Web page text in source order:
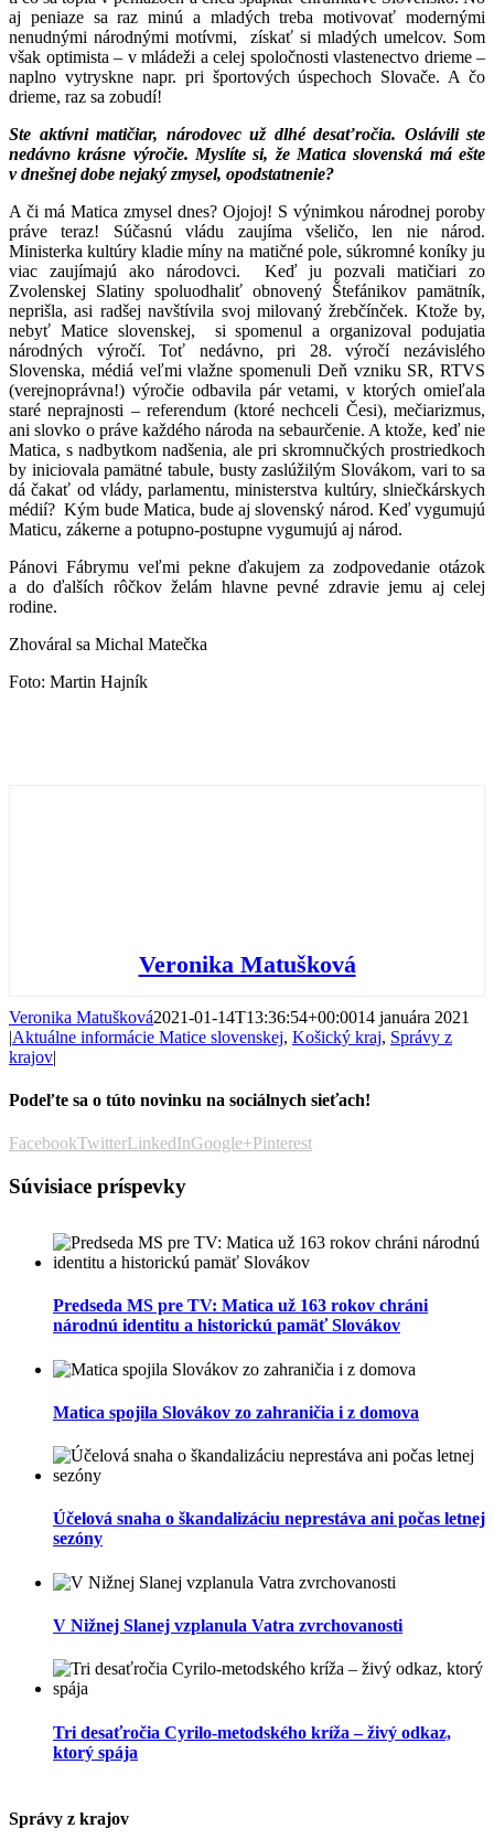
aj peniaze sa raz minú a mladých treba motivovať modernými
nenudnými národnými motívmi, získať si mladých umelcov. Som
však optimista – v mládeži a celej spoločnosti vlastenectvo drieme –
naplno vytryskne napr. pri športových úspechoch Slovače. A čo
drieme, raz sa zobudí!
Ste aktívni matičiar, národovec už dlhé desaťročia. Oslávili ste
nedávno krásne výročie. Myslíte si, že Matica slovenská má ešte
v dnešnej dobe nejaký zmysel, opodstatnenie?
A či má Matica zmysel dnes? Ojojoj! S výnimkou národnej poroby
práve teraz! Súčasnú vládu zaujíma všeličo, len nie národ.
Ministerka kultúry kladie míny na matičné pole, súkromné koníky ju
viac zaujímajú ako národovci. Keď ju pozvali matičiari zo
Zvolenskej Slatiny spoluodhaliť obnovený Štefánikov pamätník,
neprišla, asi radšej navštívila svoj milovaný žrebčínček. Ktože by,
nebyť Matice slovenskej, si spomenul a organizoval podujatia
národných výročí. Toť nedávno, pri 28. výročí nezávislého
Slovenska, médiá veľmi vlažne spomenuli Deň vzniku SR, RTVS
(verejnoprávna!) výročie odbavila pár vetami, v ktorých omieľala
staré neprajnosti – referendum (ktoré nechceli Česi), mečiarizmus,
ani slovko o práve každého národa na sebaurčenie. A ktože, keď nie
Matica, s nadbytkom nadšenia, ale pri skromnučkých prostriedkoch
by iniciovala pamätné tabule, busty zaslúžilým Slovákom, vari to sa
dá čakať od vlády, parlamentu, ministerstva kultúry, slniečkárskych
médií? Kým bude Matica, bude aj slovenský národ. Keď vygumujú
Maticu, zákerne a potupno-postupne vygumujú aj národ.
Pánovi Fábrymu veľmi pekne ďakujem za zodpovedanie otázok
a do ďalších rôčkov želám hlavne pevné zdravie jemu aj celej
rodine.
Zhováral sa Michal Matečka
Foto: Martin Hajník
Veronika Matušková
Veronika Matušková2021-01-14T13:36:54+00:0014 januára 2021
|Aktuálne informácie Matice slovenskej, Košický kraj, Správy z
krajov|
Podeľte sa o túto novinku na sociálnych sieťach!
FacebookTwitterLinkedInGoogle+Pinterest
Súvisiace príspevky
Predseda MS pre TV: Matica už 163 rokov chráni
národnú identitu a historickú pamäť Slovákov
Matica spojila Slovákov zo zahraničia i z domova
Účelová snaha o škandalizáciu neprestáva ani počas letnej
sezóny
V Nižnej Slanej vzplanula Vatra zvrchovanosti
Tri desaťročia Cyrilo-metodského kríža – živý odkaz,
ktorý spája
Správy z krajov